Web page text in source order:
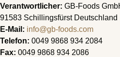
Verantwortlicher: GB-Foods
91583 Schillingsfürst Deutschland
E-Mail: info@gb-foods.com
Telefon: 0049 9868 934 2084
Fax: 0049 9868 934 2086